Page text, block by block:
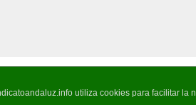
utiliza cookies para facilitar la